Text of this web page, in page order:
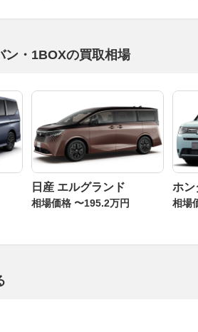
ン・1BOXの買取相場
日産 エルグランド
相場価格 〜195.2万円
ホン
相場